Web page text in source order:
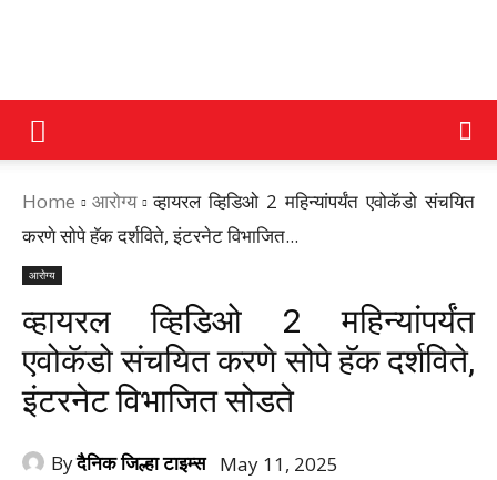
DAINIK
JILHA
Home आरोग्य
व्हायरल व्हिडिओ 2 महिन्यांपर्यंत एवोकॅडो संचयित
करणे सोपे हॅक दर्शविते, इंटरनेट विभाजित...
आरोग्य
व्हायरल व्हिडिओ 2 महिन्यांपर्यंत
एवोकॅडो संचयित करणे सोपे हॅक दर्शविते,
इंटरनेट विभाजित सोडते
Byदैनिक जिल्हा टाइम्स May 11, 2025